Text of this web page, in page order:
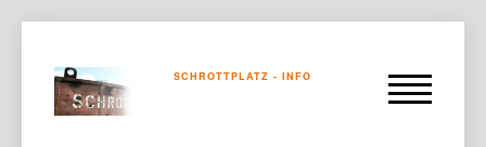
SCHROTTPLATZ - INFO